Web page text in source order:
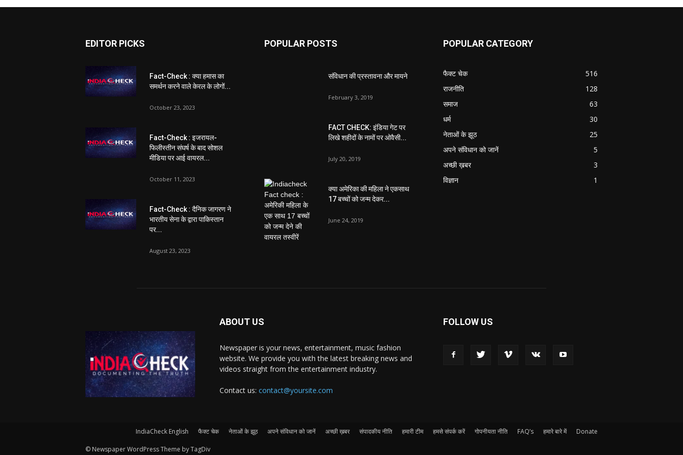
EDITOR PICKS
Fact-Check : क्या हमास का
समर्थन करने वाले केरल के लोगों...
October 23, 2023
Fact-Check : इजरायल-
फिलीस्तीन संघर्ष के बाद सोशल
मीडिया पर आई वायरल...
October 11, 2023
Fact-Check : दैनिक जागरण ने
भारतीय सेना के द्वारा पाकिस्तान
पर...
August 23, 2023
POPULAR POSTS
संविधान की प्रस्तावना और मायने
February 3, 2019
FACT CHECK: इंडिया गेट पर
लिखे शहीदों के नामों पर ओवैसी...
July 20, 2019
क्या अमेरिका की महिला ने एकसाथ
17 बच्चों को जन्म देकर...
June 24, 2019
POPULAR CATEGORY
फैक्ट चेक
516
राजनीति
128
समाज
63
धर्म
30
नेताओं के झूठ
25
अपने संविधान को जानें
5
अच्छी ख़बर
3
विज्ञान
1
ABOUT US
Newspaper is your news, entertainment, music fashion
website. We provide you with the latest breaking news and
videos straight from the entertainment industry.
Contact us: contact@yoursite.com
FOLLOW US
IndiaCheck English फैक्ट चेक नेताओं के झूठ अपने संविधान को जानें अच्छी ख़बर संपादकीय नीति हमारी टीम हमसे संपर्क करें गोपनीयता नीति FAQ’s हमारे बारे में Donate
© Newspaper WordPress Theme by TagDiv